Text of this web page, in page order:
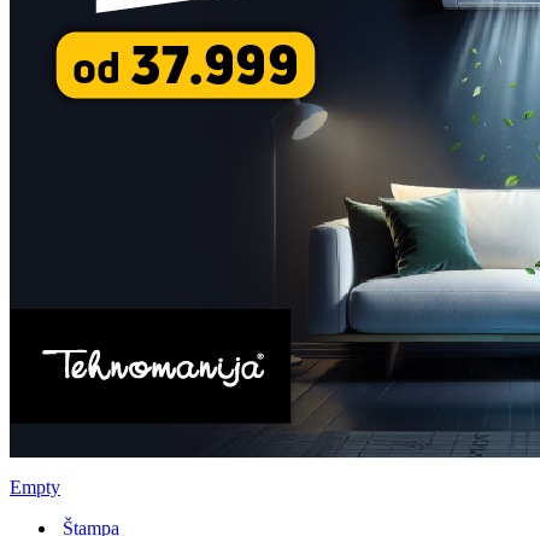
Empty
Štampa